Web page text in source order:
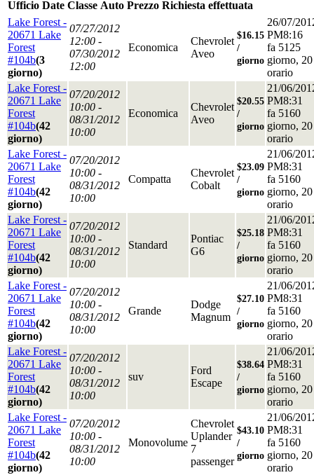
Ufficio Date Classe Auto Prezzo Richiesta effettuata
Lake Forest -
20671 Lake
Forest
#104b(3
giorno)
07/27/2012
12:00 -
07/30/2012
12:00
Economica
Chevrolet
Aveo
$16.15
/
giorno
26/07/
PM8:16
fa 5125
giorno, 20
orario
Lake Forest -
20671 Lake
Forest
#104b(42
giorno)
07/20/2012
10:00 -
08/31/2012
10:00
Economica
Chevrolet
Aveo
$20.55
/
giorno
21/06/
PM8:31
fa 5160
giorno, 20
orario
Lake Forest -
20671 Lake
Forest
#104b(42
giorno)
07/20/2012
10:00 -
08/31/2012
10:00
Compatta
Chevrolet
Cobalt
$23.09
/
giorno
21/06/
PM8:31
fa 5160
giorno, 20
orario
Lake Forest -
20671 Lake
Forest
#104b(42
giorno)
07/20/2012
10:00 -
08/31/2012
10:00
Standard
Pontiac
G6
$25.18
/
giorno
21/06/
PM8:31
fa 5160
giorno, 20
orario
Lake Forest -
20671 Lake
Forest
#104b(42
giorno)
07/20/2012
10:00 -
08/31/2012
10:00
Grande
Dodge
Magnum
$27.10
/
giorno
21/06/
PM8:31
fa 5160
giorno, 20
orario
Lake Forest -
20671 Lake
Forest
#104b(42
giorno)
07/20/2012
10:00 -
08/31/2012
10:00
suv
Ford
Escape
$38.64
/
giorno
21/06/
PM8:31
fa 5160
giorno, 20
orario
Lake Forest -
20671 Lake
Forest
#104b(42
giorno)
07/20/2012
10:00 -
08/31/2012
10:00
Monovolume
Chevrolet
Uplander
7
passenger
$43.10
/
giorno
21/06/
PM8:31
fa 5160
giorno, 20
orario